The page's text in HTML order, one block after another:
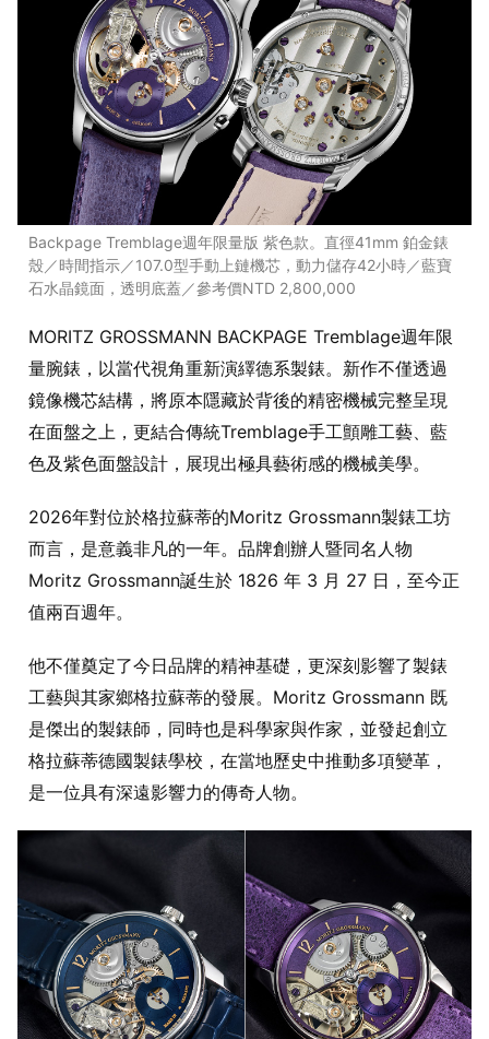
Backpage Tremblage週年限量版 紫色款。直徑41mm 鉑金錶
殼／時間指示／107.0型手動上鏈機芯，動力儲存42小時／藍寶
石水晶鏡面，透明底蓋／參考價NTD 2,800,000
MORITZ GROSSMANN BACKPAGE Tremblage週年限
量腕錶，以當代視角重新演繹德系製錶。新作不僅透過
鏡像機芯結構，將原本隱藏於背後的精密機械完整呈現
在面盤之上，更結合傳統Tremblage手工顫雕工藝、藍
色及紫色面盤設計，展現出極具藝術感的機械美學。
2026年對位於格拉蘇蒂的Moritz Grossmann製錶工坊
而言，是意義非凡的一年。品牌創辦人暨同名人物
Moritz Grossmann誕生於 1826 年 3 月 27 日，至今正
值兩百週年。
他不僅奠定了今日品牌的精神基礎，更深刻影響了製錶
工藝與其家鄉格拉蘇蒂的發展。Moritz Grossmann 既
是傑出的製錶師，同時也是科學家與作家，並發起創立
格拉蘇蒂德國製錶學校，在當地歷史中推動多項變革，
是一位具有深遠影響力的傳奇人物。